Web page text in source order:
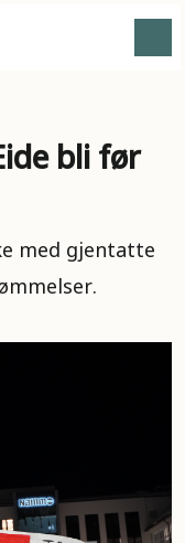
bli før
med gjentatte